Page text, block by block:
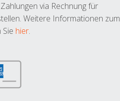
via Rechnung für
Weitere Informationen zum
hier.